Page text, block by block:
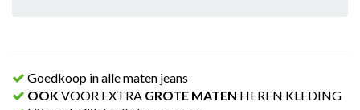
Goedkoop in alle maten jeans
OOKVOOR EXTRA GROTE MATEN HEREN KLEDING